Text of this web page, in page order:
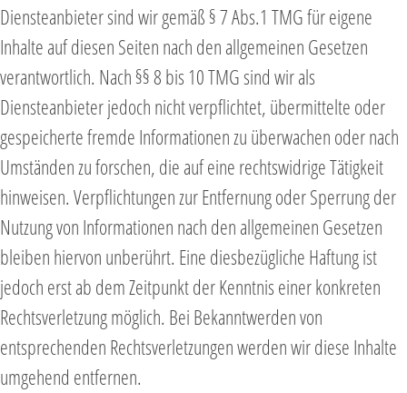
Diensteanbieter sind wir gemäß § 7 Abs.1 TMG für eigene
Inhalte auf diesen Seiten nach den allgemeinen Gesetzen
verantwortlich. Nach §§ 8 bis 10 TMG sind wir als
Diensteanbieter jedoch nicht verpflichtet, übermittelte oder
gespeicherte fremde Informationen zu überwachen oder nach
Umständen zu forschen, die auf eine rechtswidrige Tätigkeit
hinweisen. Verpflichtungen zur Entfernung oder Sperrung der
Nutzung von Informationen nach den allgemeinen Gesetzen
bleiben hiervon unberührt. Eine diesbezügliche Haftung ist
jedoch erst ab dem Zeitpunkt der Kenntnis einer konkreten
Rechtsverletzung möglich. Bei Bekanntwerden von
entsprechenden Rechtsverletzungen werden wir diese Inhalte
umgehend entfernen.